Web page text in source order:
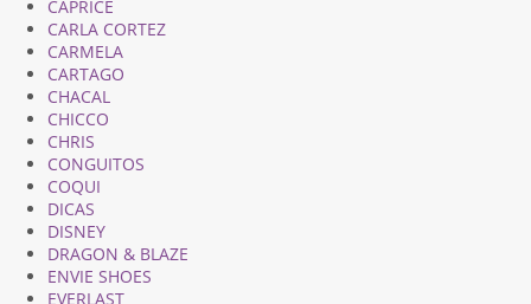
CAPRICE
CARLA CORTEZ
CARMELA
CARTAGO
CHACAL
CHICCO
CHRIS
CONGUITOS
COQUI
DICAS
DISNEY
DRAGON & BLAZE
ENVIE SHOES
EVERLAST